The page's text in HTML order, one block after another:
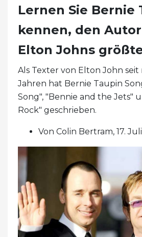
Lernen Sie Bernie
kennen, den
Elton Johns
Als Texter von Elton John seit
Jahren hat Bernie Taupin
Song", "Bennie and the Jets"
Rock" geschrieben.
Von Colin Bertram, 17.